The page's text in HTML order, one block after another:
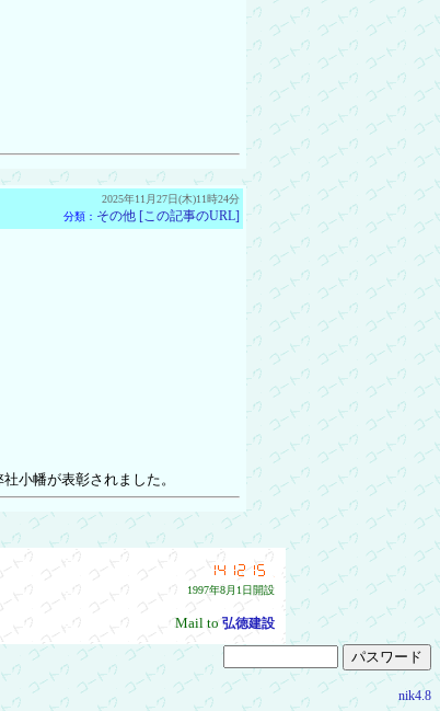
2025年11月27日(木)11時24分
分類： その他 [この記事のURL]
小幡が表彰されました。
張ります。どうぞよろしくお願い致します。
1997年8月1日開設
Mail to弘徳建設
nik4.8